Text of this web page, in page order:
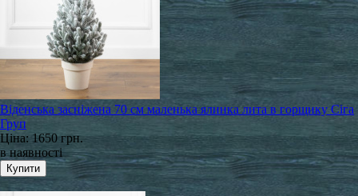
Віденська засніжена 70 см маленька ялинка лита в горщику Сіга
Груп
Ціна:1650 грн.
в наявності